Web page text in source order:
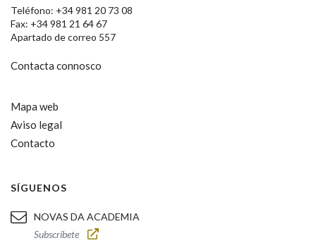
Teléfono: +34 981 20 73 08
Fax: +34 981 21 64 67
Apartado de correo 557
Contacta connosco
Mapa web
Aviso legal
Contacto
SÍGUENOS
NOVAS DA ACADEMIA
Subscríbete